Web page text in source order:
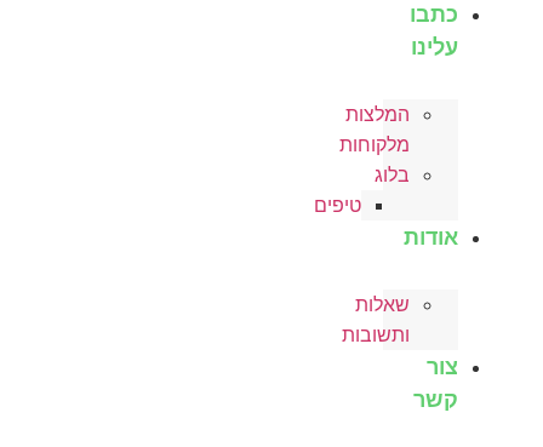
כתבו
עלינו
המלצות
מלקוחות
בלוג
טיפים
אודות
שאלות
ותשובות
צור
קשר